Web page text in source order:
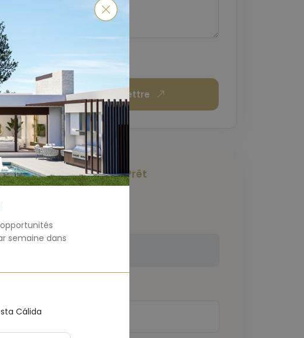
semaine dans
Cálida
Soumettre
Calculateur De Prêt
Hypothécaire
Montant Total